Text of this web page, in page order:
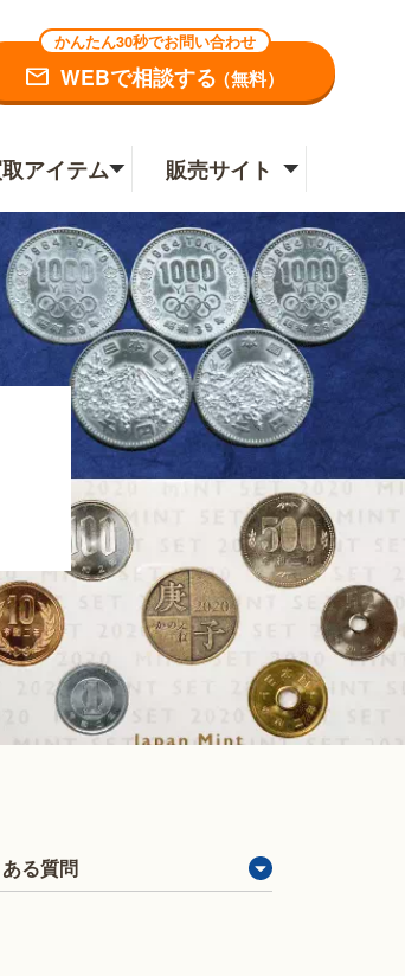
かんたん30秒でお問い合わせ
WEBで相談する（無料）
アイテム 販売サイト
る質問